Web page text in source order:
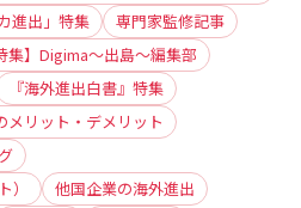
進出」特集
専門家監修記事
集】Digima〜出島〜編集部
『海外進出白書』特集
メリット・デメリット
他国企業の海外進出